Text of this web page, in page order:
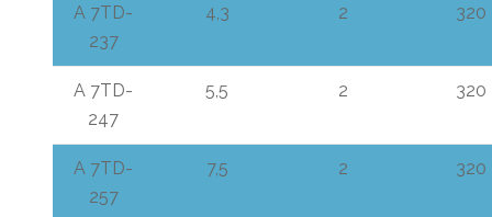
A 7TD-
237
4,3 2 320
A 7TD-
247
5,5 2 320
A 7TD-
257
7,5 2 320